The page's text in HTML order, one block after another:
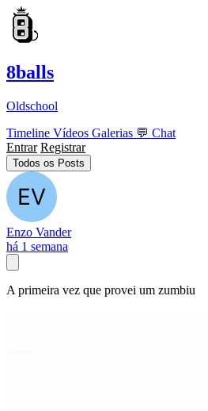
8balls
Oldschool
Timeline Vídeos Galerias 💬 Chat
Entrar Registrar
Todos os Posts
Enzo Vander
há 1 semana
A primeira vez que provei um zumbiu